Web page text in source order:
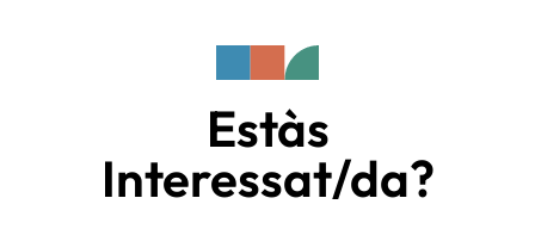
Estàs
Interessat/da?